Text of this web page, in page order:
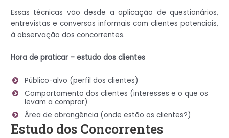
Essas técnicas vão desde a aplicação de questionários,
entrevistas e conversas informais com clientes potenciais,
à observação dos concorrentes.
Hora de praticar – estudo dos clientes
Público-alvo (perfil dos clientes)
Comportamento dos clientes (interesses e o que os
levam a comprar)
Área de abrangência (onde estão os clientes?)
Estudo dos Concorrentes